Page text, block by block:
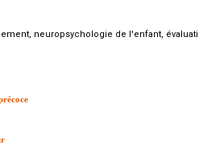
neuropsychologie de l'enfant,